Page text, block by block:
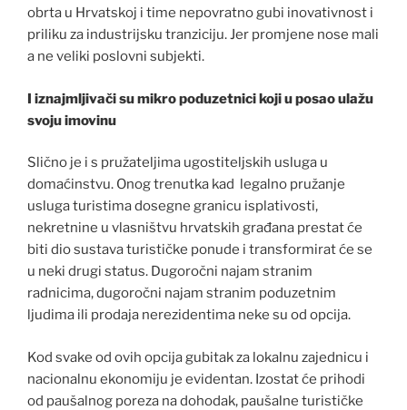
obrta u Hrvatskoj i time nepovratno gubi inovativnost i
priliku za industrijsku tranziciju. Jer promjene nose mali
a ne veliki poslovni subjekti.
I iznajmljivači su mikro poduzetnici koji u posao ulažu
svoju imovinu
Slično je i s pružateljima ugostiteljskih usluga u
domaćinstvu. Onog trenutka kad legalno pružanje
usluga turistima dosegne granicu isplativosti,
nekretnine u vlasništvu hrvatskih građana prestat će
biti dio sustava turističke ponude i transformirat će se
u neki drugi status. Dugoročni najam stranim
radnicima, dugoročni najam stranim poduzetnim
ljudima ili prodaja nerezidentima neke su od opcija.
Kod svake od ovih opcija gubitak za lokalnu zajednicu i
nacionalnu ekonomiju je evidentan. Izostat će prihodi
od paušalnog poreza na dohodak, paušalne turističke